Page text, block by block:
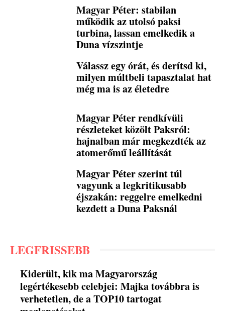
Magyar Péter: stabilan
működik az utolsó paksi
turbina, lassan emelkedik a
Duna vízszintje
Válassz egy órát, és derítsd ki,
milyen múltbeli tapasztalat hat
még ma is az életedre
Magyar Péter rendkívüli
részleteket közölt Paksról:
hajnalban már megkezdték az
atomerőmű leállítását
Magyar Péter szerint túl
vagyunk a legkritikusabb
éjszakán: reggelre emelkedni
kezdett a Duna Paksnál
LEGFRISSEBB
Kiderült, kik ma Magyarország
legértékesebb celebjei: Majka továbbra is
verhetetlen, de a TOP10 tartogat